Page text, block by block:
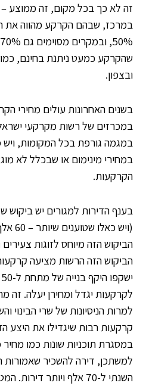
זה לא כך בכל מקום, זה ממוצע –
במרכז, שבהם הקרקע מהווה את
שהקרקע כמעט ניתנת בחינם, כמו
ובצפון.
בשנים האחרונות עולים מחירי
במכרזים של רשות מקרקעי
במגמה גורפת בכל המקומות, ויש
במחירי מינימום או שבכלל לא
הקרקעות.
(ויש
הביקוש הזה מיוחס לזוגות
הביקוש הזה הרשות מציעה
לקרקעות יגדל ומחירן יעלה.
למרות הניסיונות של שרי הבינוי
במסגרת תוכניות שונות כמו
למשתכן, דירה להשכיר שאמורות
השנתי ל-70 אלף ויותר